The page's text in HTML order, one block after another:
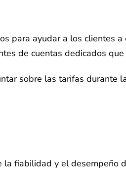
para ayudar a los clientes
de cuentas dedicados
sobre las tarifas
fiabilidad y el